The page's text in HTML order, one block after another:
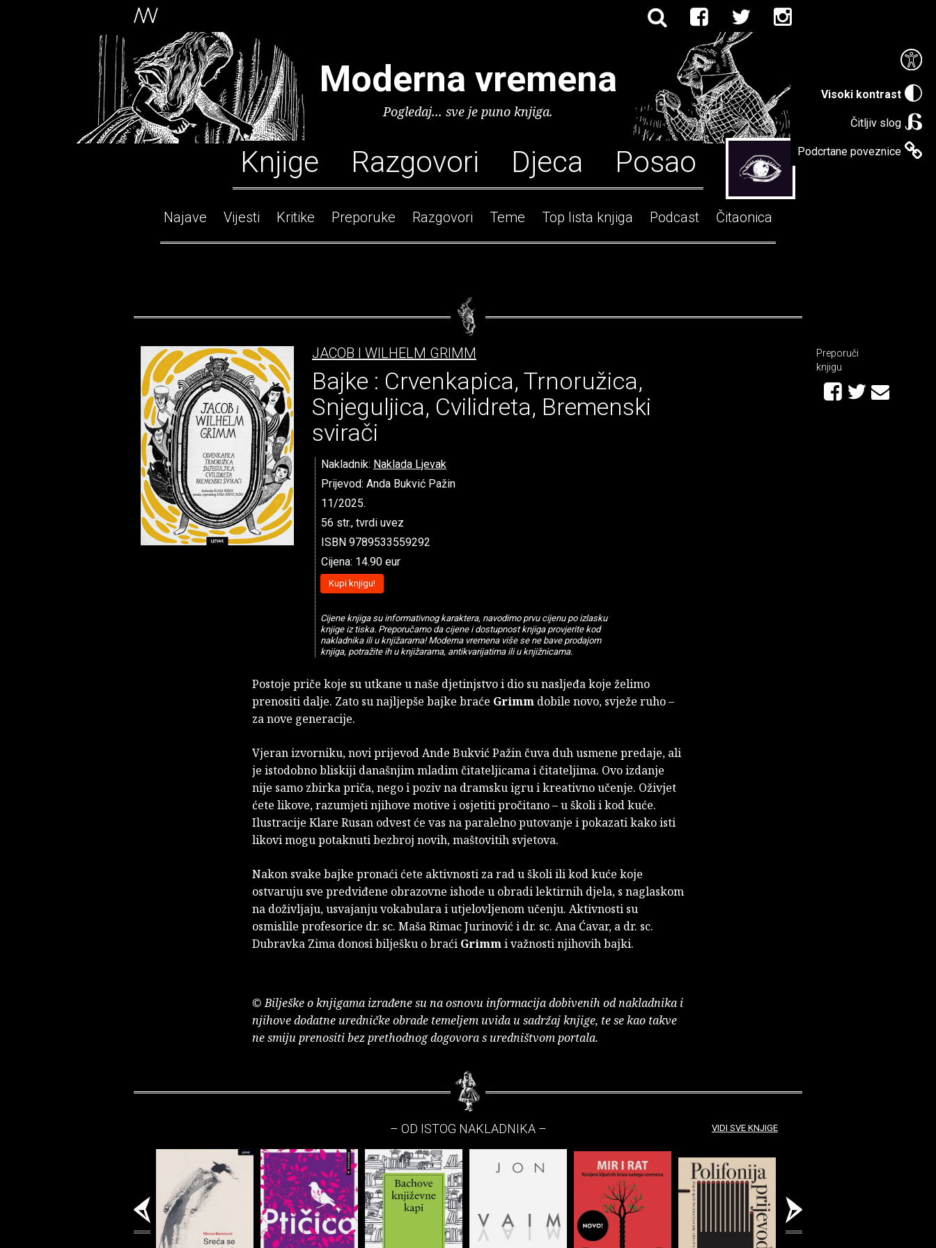
Visoki kontrast
Čitljiv slog
Podcrtane poveznice
Moderna vremena
Pogledaj... sve je puno knjiga.
Knjige Razgovori Djeca Posao
Najave Vijesti Kritike Preporuke Razgovori Teme Top lista knjiga Podcast Čitaonica
JACOB I WILHELM GRIMM
Bajke : Crvenkapica, Trnoružica,
Snjeguljica, Cvilidreta, Bremenski
svirači
Nakladnik: Naklada Ljevak
Prijevod: Anda Bukvić Pažin
11/2025.
56 str., tvrdi uvez
ISBN 9789533559292
Cijena: 14.90 eur
Kupi knjigu!
Cijene knjiga su informativnog karaktera, navodimo prvu cijenu po izlasku
knjige iz tiska. Preporučamo da cijene i dostupnost knjiga provjerite kod
nakladnika ili u knjižarama! Moderna vremena više se ne bave prodajom
knjiga, potražite ih u knjižarama, antikvarijatima ili u knjižnicama.
Postoje priče koje su utkane u naše djetinjstvo i dio su nasljeđa koje želimo
prenositi dalje. Zato su najljepše bajke braće Grimm dobile novo, svježe ruho –
za nove generacije.
Vjeran izvorniku, novi prijevod Ande Bukvić Pažin čuva duh usmene predaje, ali
je istodobno bliskiji današnjim mladim čitateljicama i čitateljima. Ovo izdanje
nije samo zbirka priča, nego i poziv na dramsku igru i kreativno učenje. Oživjet
ćete likove, razumjeti njihove motive i osjetiti pročitano – u školi i kod kuće.
Ilustracije Klare Rusan odvest će vas na paralelno putovanje i pokazati kako isti
likovi mogu potaknuti bezbroj novih, maštovitih svjetova.
Nakon svake bajke pronaći ćete aktivnosti za rad u školi ili kod kuće koje
ostvaruju sve predviđene obrazovne ishode u obradi lektirnih djela, s naglaskom
na doživljaju, usvajanju vokabulara i utjelovljenom učenju. Aktivnosti su
osmislile profesorice dr. sc. Maša Rimac Jurinović i dr. sc. Ana Ćavar, a dr. sc.
Dubravka Zima donosi bilješku o braći Grimmi važnosti njihovih bajki.
© Bilješke o knjigama izrađene su na osnovu informacija dobivenih od nakladnika i
njihove dodatne uredničke obrade temeljem uvida u sadržaj knjige, te se kao takve
ne smiju prenositi bez prethodnog dogovora s uredništvom portala.
Preporuči
knjigu
– OD ISTOG NAKLADNIKA – VIDI SVE KNJIGE